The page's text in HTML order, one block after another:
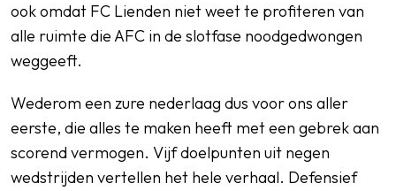
ook omdat FC Lienden niet weet te profiteren van
alle ruimte die AFC in de slotfase noodgedwongen
weggeeft.
Wederom een zure nederlaag dus voor ons aller
eerste, die alles te maken heeft met een gebrek aan
scorend vermogen. Vijf doelpunten uit negen
wedstrijden vertellen het hele verhaal. Defensief